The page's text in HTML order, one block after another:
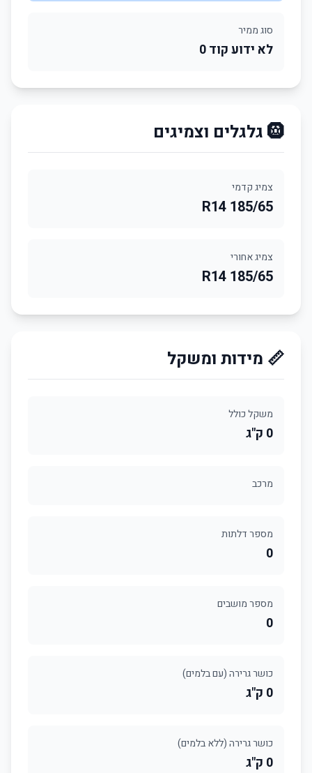
סוג ממיר
לא ידוע קוד 0
🛞 גלגלים וצמיגים
צמיג קדמי
185/65 R14
צמיג אחורי
185/65 R14
📏 מידות ומשקל
משקל כולל
0 ק"ג
מרכב
מספר דלתות
0
מספר מושבים
0
כושר גרירה (עם בלמים)
0 ק"ג
כושר גרירה (ללא בלמים)
0 ק"ג